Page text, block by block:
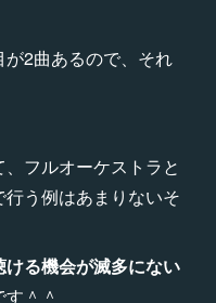
2曲あるので、それ
フルオーケストラと
う例はあまりないそ
ける機会が滅多にない
＾＾